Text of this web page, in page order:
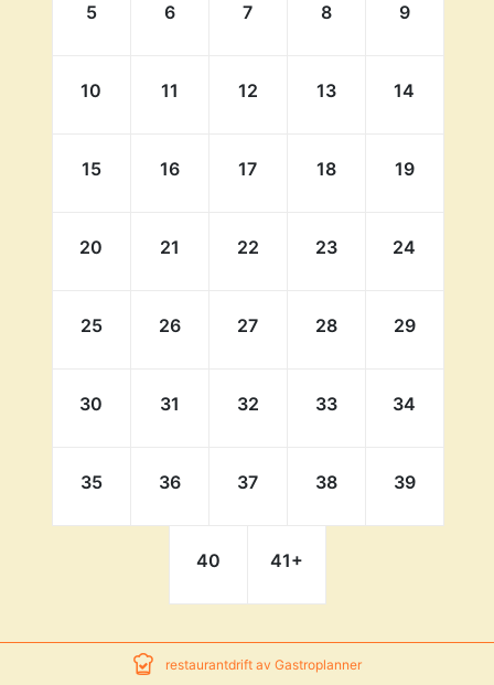
5 6 7 8 9
10 11 12 13 14
15 16 17 18 19
20 21 22 23 24
25 26 27 28 29
30 31 32 33 34
35 36 37 38 39
40 41+
restaurantdrift av Gastroplanner